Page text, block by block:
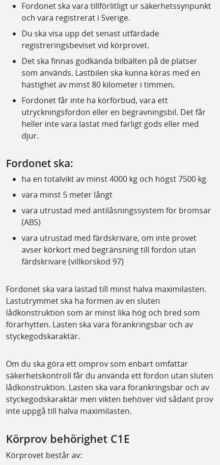
Fordonet ska vara tillförlitligt ur säkerhetssynpunkt
och vara registrerat i Sverige.
Du ska visa upp det senast utfärdade
registreringsbeviset vid körprovet.
Det ska finnas godkända bilbälten på de platser
som används. Lastbilen ska kunna köras med en
hastighet av minst 80 kilometer i timmen.
Fordonet får inte ha körförbud, vara ett
utryckningsfordon eller en begravningsbil. Det får
heller inte vara lastat med farligt gods eller med
djur.
Fordonet ska:
ha en totalvikt av minst 4000 kg och högst 7500 kg
vara minst 5 meter långt
vara utrustad med antilåsningssystem för bromsar
(ABS)
vara utrustad med färdskrivare, om inte provet
avser körkort med begränsning till fordon utan
färdskrivare (villkorskod 97)
Fordonet ska vara lastad till minst halva maximilasten.
Lastutrymmet ska ha formen av en sluten
lådkonstruktion som är minst lika hög och bred som
förarhytten. Lasten ska vara förankringsbar och av
styckegodskaraktär.
Om du ska göra ett omprov som enbart omfattar
säkerhetskontroll får du använda ett fordon utan sluten
lådkonstruktion. Lasten ska vara förankringsbar och av
styckegodskaraktär men vikten behöver vid sådant prov
inte uppgå till halva maximilasten.
Körprov behörighet C1E
Körprovet består av: